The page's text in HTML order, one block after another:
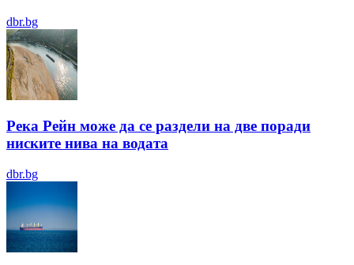
dbr.bg
Река Рейн може да се раздели на две поради
ниските нива на водата
dbr.bg